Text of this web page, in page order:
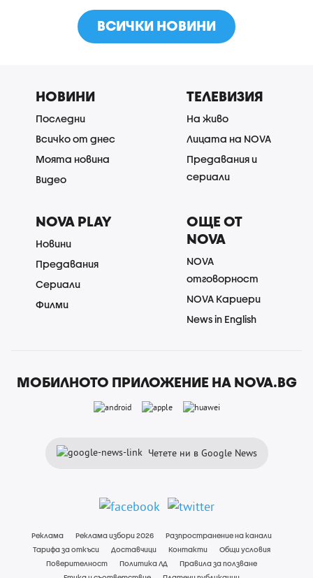
ВСИЧКИ НОВИНИ
НОВИНИ
Последни
Всичко от днес
Моята новина
Видео
ТЕЛЕВИЗИЯ
На живо
Лицата на NOVA
Предавания и
сериали
NOVA PLAY
Новини
Предавания
Сериали
Филми
ОЩЕ ОТ
NOVA
NOVA
отговорност
NOVA Кариери
News in English
МОБИЛНОТО ПРИЛОЖЕНИЕ НА NOVA.BG
Четете ни в Google News
Реклама Реклама избори 2026
Разпространение на канали
Тарифа за откъси
Доставчици Контакти
Общи условия
Поверителност
Политика ЛД
Правила за ползване